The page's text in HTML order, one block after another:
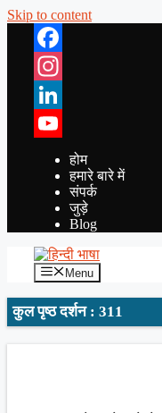
Skip to content
Facebook
Instagram
LinkedIn
YouTube
होम
हमारे बारे में
संपर्क
जुड़े
Blog
Menu
कुल पृष्ठ दर्शन : 311